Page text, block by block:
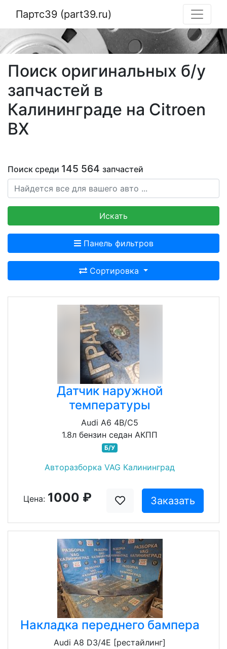
Партс39 (part39.ru)
Поиск оригинальных б/у
запчастей в
Калининграде на Citroen
BX
Поиск среди 145 564 запчастей
Искать
Панель фильтров
Сортировка
Датчик наружной
температуры
Audi A6 4B/C5
1.8л бензин седан АКПП
Б/У
Авторазборка VAG Калининград
Цена: 1000 ₽ Заказать
Накладка переднего бампера
Audi A8 D3/4E [рестайлинг]